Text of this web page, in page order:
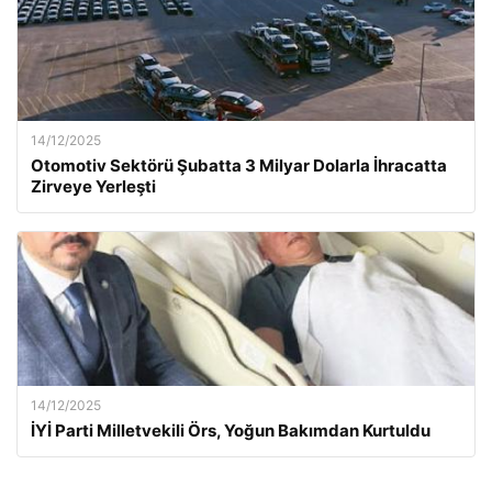
14/12/2025
Otomotiv Sektörü Şubatta 3 Milyar Dolarla İhracatta
Zirveye Yerleşti
14/12/2025
İYİ Parti Milletvekili Örs, Yoğun Bakımdan Kurtuldu